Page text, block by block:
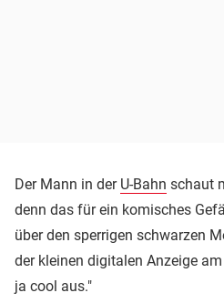
Der Mann in der U-Bahn schaut
denn das für ein komisches
über den sperrigen schwarzen
der kleinen digitalen Anzeige
ja cool aus."